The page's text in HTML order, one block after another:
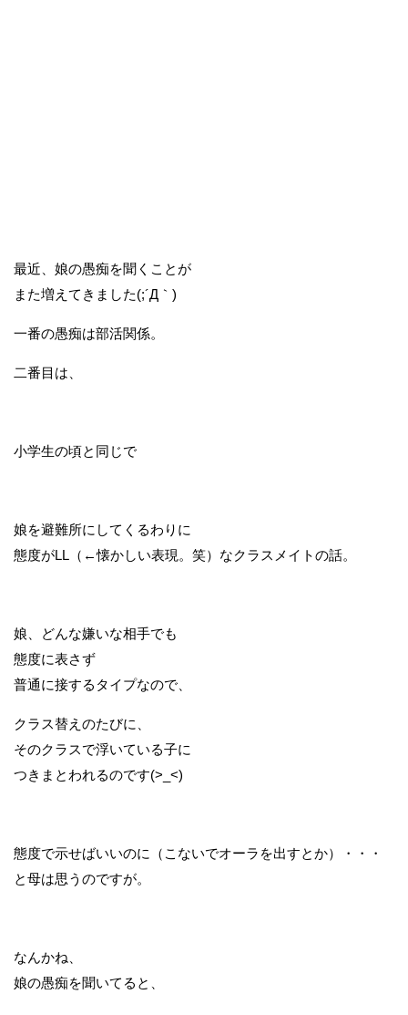
最近、娘の愚痴を聞くことが
また増えてきました(;´Д｀)
一番の愚痴は部活関係。
二番目は、
小学生の頃と同じで
娘を避難所にしてくるわりに
態度がLL（←懐かしい表現。笑）なクラスメイトの話。
娘、どんな嫌いな相手でも
態度に表さず
普通に接するタイプなので、
クラス替えのたびに、
そのクラスで浮いている子に
つきまとわれるのです(>_<)
態度で示せばいいのに（こないでオーラを出すとか）・・・
と母は思うのですが。
なんかね、
娘の愚痴を聞いてると、